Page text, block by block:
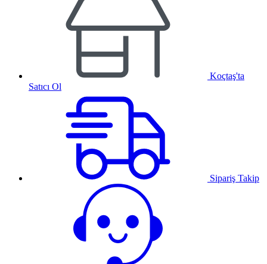
Koçtaş'ta
Satıcı Ol
Sipariş Takip